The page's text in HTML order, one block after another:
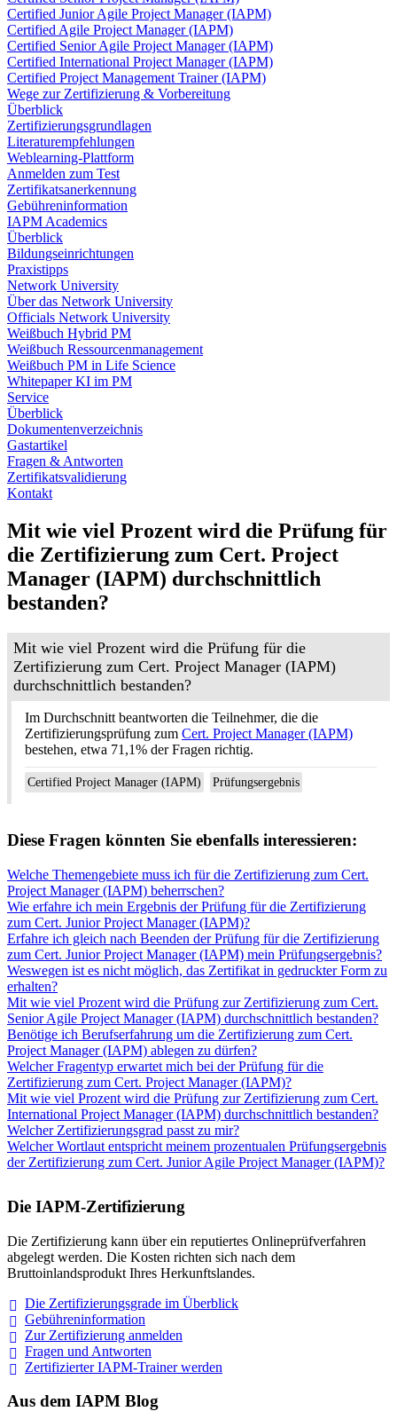
Certified Junior Agile Project Manager (IAPM)
Certified Agile Project Manager (IAPM)
Certified Senior Agile Project Manager (IAPM)
Certified International Project Manager (IAPM)
Certified Project Management Trainer (IAPM)
Wege zur Zertifizierung & Vorbereitung
Überblick
Zertifizierungsgrundlagen
Literaturempfehlungen
Weblearning-Plattform
Anmelden zum Test
Zertifikatsanerkennung
Gebühreninformation
IAPM Academics
Überblick
Bildungseinrichtungen
Praxistipps
Network University
Über das Network University
Officials Network University
Weißbuch Hybrid PM
Weißbuch Ressourcenmanagement
Weißbuch PM in Life Science
Whitepaper KI im PM
Service
Überblick
Dokumentenverzeichnis
Gastartikel
Fragen & Antworten
Zertifikatsvalidierung
Kontakt
Mit wie viel Prozent wird die Prüfung für
die Zertifizierung zum Cert. Project
Manager (IAPM) durchschnittlich
bestanden?
Mit wie viel Prozent wird die Prüfung für die
Zertifizierung zum Cert. Project Manager (IAPM)
durchschnittlich bestanden?
Im Durchschnitt beantworten die Teilnehmer, die die
Zertifizierungsprüfung zum Cert. Project Manager (IAPM)
bestehen, etwa 71,1% der Fragen richtig.
Certified Project Manager (IAPM) Prüfungsergebnis
Diese Fragen könnten Sie ebenfalls interessieren:
Welche Themengebiete muss ich für die Zertifizierung zum Cert.
Project Manager (IAPM) beherrschen?
Wie erfahre ich mein Ergebnis der Prüfung für die Zertifizierung
zum Cert. Junior Project Manager (IAPM)?
Erfahre ich gleich nach Beenden der Prüfung für die Zertifizierung
zum Cert. Junior Project Manager (IAPM) mein Prüfungsergebnis?
Weswegen ist es nicht möglich, das Zertifikat in gedruckter Form zu
erhalten?
Mit wie viel Prozent wird die Prüfung zur Zertifizierung zum Cert.
Senior Agile Project Manager (IAPM) durchschnittlich bestanden?
Benötige ich Berufserfahrung um die Zertifizierung zum Cert.
Project Manager (IAPM) ablegen zu dürfen?
Welcher Fragentyp erwartet mich bei der Prüfung für die
Zertifizierung zum Cert. Project Manager (IAPM)?
Mit wie viel Prozent wird die Prüfung zur Zertifizierung zum Cert.
International Project Manager (IAPM) durchschnittlich bestanden?
Welcher Zertifizierungsgrad passt zu mir?
Welcher Wortlaut entspricht meinem prozentualen Prüfungsergebnis
der Zertifizierung zum Cert. Junior Agile Project Manager (IAPM)?
Die IAPM-Zertifizierung
Die Zertifizierung kann über ein reputiertes Onlineprüfverfahren
abgelegt werden. Die Kosten richten sich nach dem
Bruttoinlandsprodukt Ihres Herkunftslandes.
Die Zertifizierungsgrade im Überblick
Gebühreninformation
Zur Zertifizierung anmelden
Fragen und Antworten
Zertifizierter IAPM-Trainerwerden
Aus dem IAPM Blog